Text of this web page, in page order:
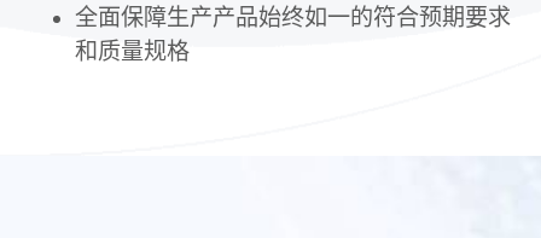
全面保障生产产品始终如一的符合预期要求
和质量规格